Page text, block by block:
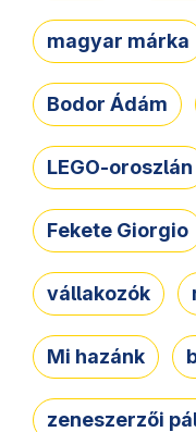
magyar márka
Bodor Ádám
LEGO-oroszlán
Fekete Giorgio
vállakozók
Mi hazánk
zeneszerzői